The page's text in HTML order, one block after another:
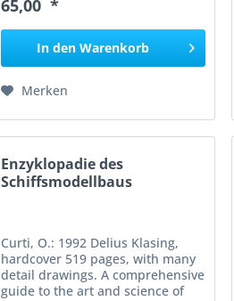
condition. D etailed instructions
and historical context for...
65,00 *
In den Warenkorb
Merken
Enzyklopadie des
Schiffsmodellbaus
Curti, O.: 1992 Delius Klasing,
hardcover 519 pages, with many
detail drawings. A comprehensive
guide to the art and science of